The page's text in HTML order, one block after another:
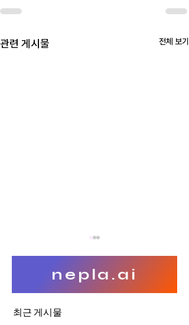
관련 게시물 전체 보기
nepla.ai
최근 게시물